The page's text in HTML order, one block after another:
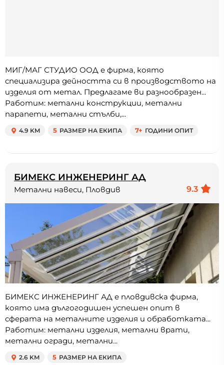
МИГ/МАГ СТУДИО ООД е фирма, която
специализира дейността си в производството на
изделия от метал. Предлагаме ви разнообразен...
Работим: метални конструкции, метални
парапети, метални стълби,...
4.9 KM 5 РАЗМЕР НА ЕКИПА 7+ ГОДИНИ ОПИТ
БИМЕКС ИНЖЕНЕРИНГ АД
9.3
Метални навеси, Пловдив
БИМЕКС ИНЖЕНЕРИНГ АД е пловдивска фирма,
която има дългогодишен успешен опит в
сферата на металните изделия и обработката...
Работим: метални изделия, метални врати,
метални огради, метални...
2.6 KM 5 РАЗМЕР НА ЕКИПА